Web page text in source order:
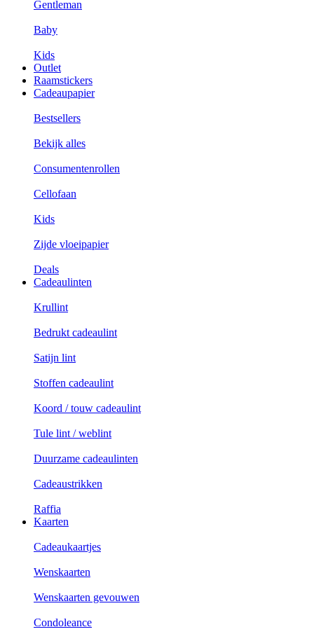
Gentleman
Baby
Kids
Outlet
Raamstickers
Cadeaupapier
Bestsellers
Bekijk alles
Consumentenrollen
Cellofaan
Kids
Zijde vloeipapier
Deals
Cadeaulinten
Krullint
Bedrukt cadeaulint
Satijn lint
Stoffen cadeaulint
Koord / touw cadeaulint
Tule lint / weblint
Duurzame cadeaulinten
Cadeaustrikken
Raffia
Kaarten
Cadeaukaartjes
Wenskaarten
Wenskaarten gevouwen
Condoleance